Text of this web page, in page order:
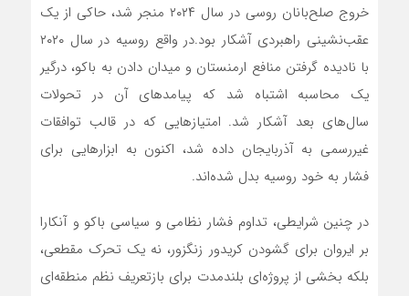
خروج صلح‌بانان روسی در سال ۲۰۲۴ منجر شد، حاکی از یک
عقب‌نشینی راهبردی آشکار بود.در واقع روسیه در سال ۲۰۲۰
با نادیده گرفتن منافع ارمنستان و میدان دادن به باکو، درگیر
یک محاسبه اشتباه شد که پیامدهای آن در تحولات
سال‌های بعد آشکار شد. امتیازهایی که در قالب توافقات
غیررسمی به آذربایجان داده شد، اکنون به ابزارهایی برای
فشار به خود روسیه بدل شده‌اند.
در چنین شرایطی، تداوم فشار نظامی و سیاسی باکو و آنکارا
بر ایروان برای گشودن کریدور زنگزور، نه یک تحرک مقطعی،
بلکه بخشی از پروژه‌ای بلندمدت برای بازتعریف نظم منطقه‌ای